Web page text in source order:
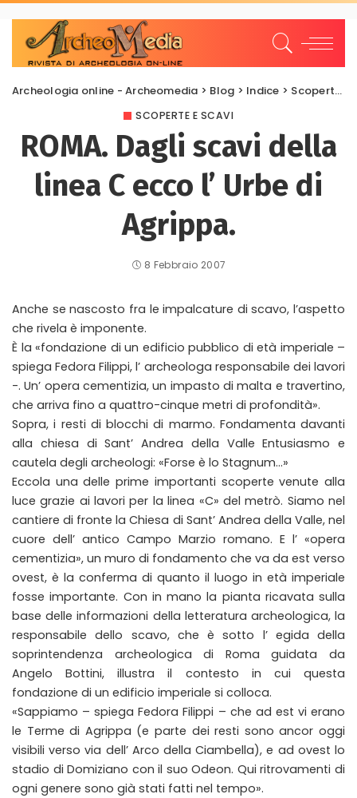
Archeologia online - Archeomedia > Blog > Indice > Scoperte e scavi
SCOPERTE E SCAVI
ROMA. Dagli scavi della
linea C ecco l’ Urbe di
Agrippa.
8 Febbraio 2007
Anche se nascosto fra le impalcature di scavo, l’aspetto
che rivela è imponente.
È la «fondazione di un edificio pubblico di età imperiale –
spiega Fedora Filippi, l’ archeologa responsabile dei lavori
-. Un’ opera cementizia, un impasto di malta e travertino,
che arriva fino a quattro-cinque metri di profondità».
Sopra, i resti di blocchi di marmo. Fondamenta davanti
alla chiesa di Sant’ Andrea della Valle Entusiasmo e
cautela degli archeologi: «Forse è lo Stagnum…»
Eccola una delle prime importanti scoperte venute alla
luce grazie ai lavori per la linea «C» del metrò. Siamo nel
cantiere di fronte la Chiesa di Sant’ Andrea della Valle, nel
cuore dell’ antico Campo Marzio romano. E l’ «opera
cementizia», un muro di fondamento che va da est verso
ovest, è la conferma di quanto il luogo in età imperiale
fosse importante. Con in mano la pianta ricavata sulla
base delle informazioni della letteratura archeologica, la
responsabile dello scavo, che è sotto l’ egida della
soprintendenza archeologica di Roma guidata da
Angelo Bottini, illustra il contesto in cui questa
fondazione di un edificio imperiale si colloca.
«Sappiamo – spiega Fedora Filippi – che ad est vi erano
le Terme di Agrippa (e parte dei resti sono ancor oggi
visibili verso via dell’ Arco della Ciambella), e ad ovest lo
stadio di Domiziano con il suo Odeon. Qui ritrovamenti di
ogni genere sono già stati fatti nel tempo».